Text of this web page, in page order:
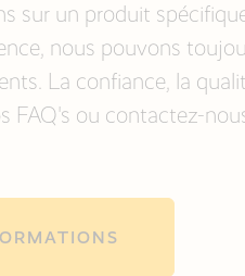
sur un produit
nous pouvons
La confiance, la
FAQ's ou contactez-